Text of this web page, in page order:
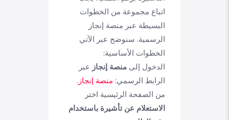
اتباع مجموعة من الخطوات
البسيطة عبر منصة إنجاز
الرسمية. سنوضح عبر الآتي
الخطوات الأساسية:
الدخول إلى منصة إنجاز عبر
الرابط الرسمي: منصة إنجاز .
من الصفحة الرئيسية اختر
الاستعلام عن تأشيرة باستخدام